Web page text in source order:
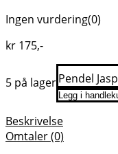
Ingen vurdering(0)
kr 175,-
5 på lagerPendel
Legg i
Beskrivelse
Omtaler (0)